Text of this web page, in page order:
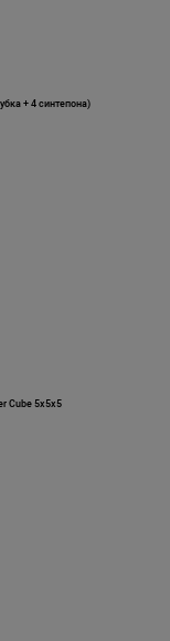
+ 4 синтепона)
Cube 5x5x5